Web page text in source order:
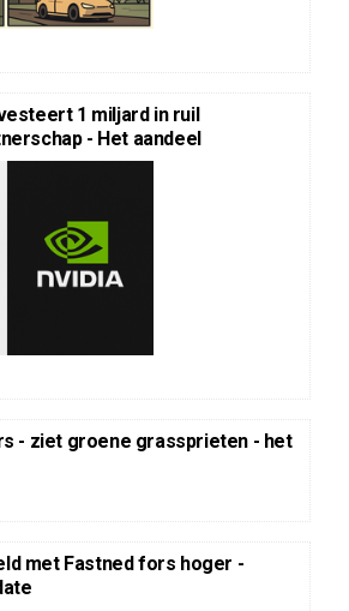
1 miljard in ruil
- Het aandeel
- ziet groene grassprieten - het
met Fastned fors hoger -